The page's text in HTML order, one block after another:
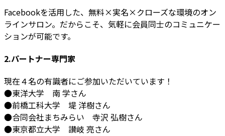
Facebookを活用した、無料×実名×クローズな環境のオン
ラインサロン。だからこそ、気軽に会員同士のコミュニケー
ションが可能です。
2.パートナー専門家
現在４名の有識者にご参加いただいています！
●東洋大学 南 学さん
●前橋工科大学 堤 洋樹さん
●合同会社まちみらい 寺沢 弘樹さん
●東京都立大学 讃岐 亮さん